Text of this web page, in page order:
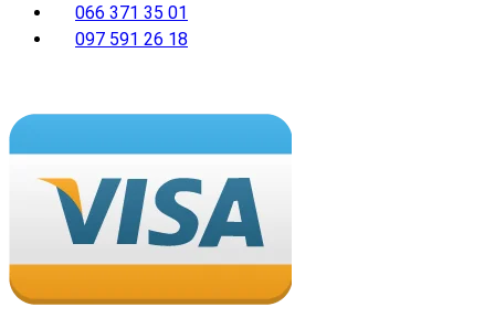
066 371 35 01
097 591 26 18